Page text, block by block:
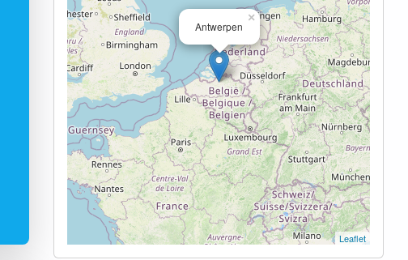
Antwerpen
×
Leaflet